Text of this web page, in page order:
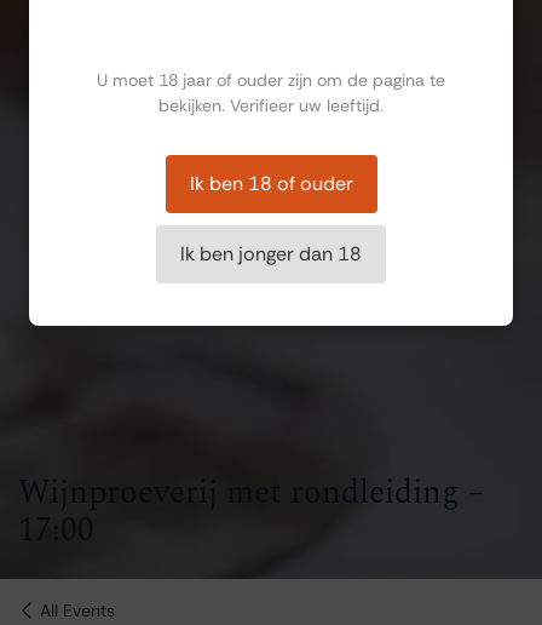
Wijnproeverij met rondleiding –
17:00
All Events
U moet 18 jaar of ouder zijn om de pagina te
bekijken. Verifieer uw leeftijd.
Ik ben 18 of ouder
Ik ben jonger dan 18